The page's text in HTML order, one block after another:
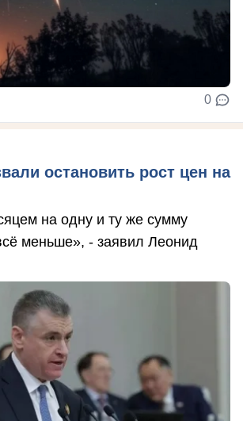
0
остановить рост цен на
на одну и ту же сумму
меньше», - заявил Леонид